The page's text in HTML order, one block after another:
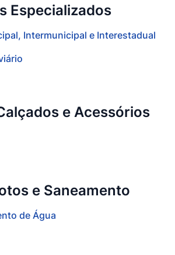
Especializados
Intermunicipal e Interestadual
e Acessórios
e Saneamento
de Água